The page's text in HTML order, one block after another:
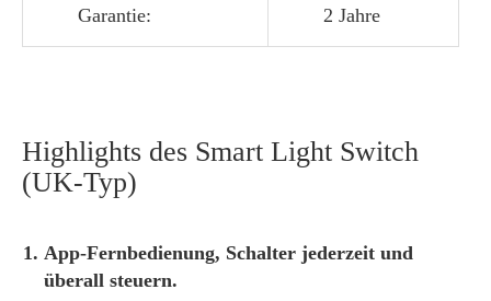
Garantie: 2 Jahre
Highlights des Smart Light Switch
(UK-Typ)
App-Fernbedienung, Schalter jederzeit und
überall steuern.